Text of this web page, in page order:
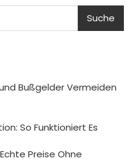
Suche
Bußgelder Vermeiden
So Funktioniert Es
Preise Ohne